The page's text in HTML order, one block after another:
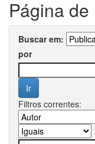
Página de
Buscar em:
por
Filtros correntes: